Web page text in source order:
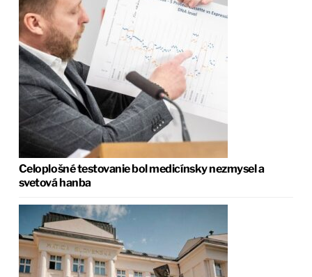
Celoplošné testovanie bol medicínsky nezmysel a
svetová hanba